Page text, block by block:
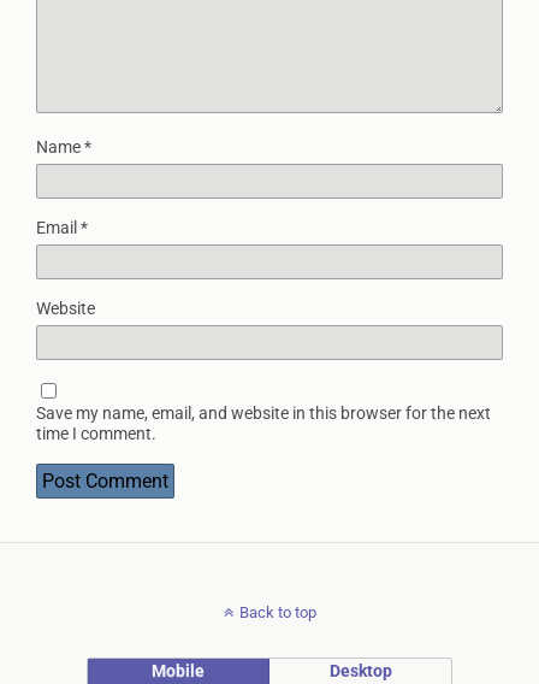
Name*
Email *
Website
Save my name, email, and website in this browser for the next
time I comment.
Back to top
Mobile Desktop